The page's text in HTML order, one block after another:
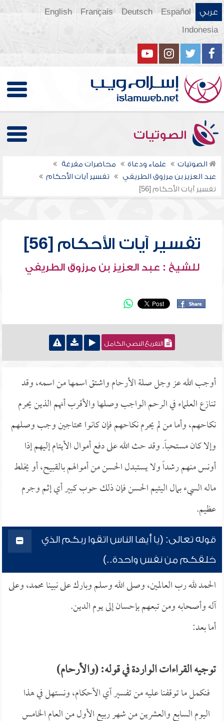
عربي Español
Deutsch
Français
English
Indonesia
الصوتيات
الصوتيات علماء ودعاة
محاضرات مفرغة
عبد العزيز بن مرزوق الطريفي
تفسير آيات الأحكام
تفسير آيات الأحكام [56]
تفسير آيات الأحكام [56]
للشيخ : عبد العزيز بن مرزوق الطريفي
التفريغ النصي الكامل
أوجب الله عز وجل صلة الأرحام واشتق اسمها من اسمه، وقد
تنازع العلماء في الرحم الواجب وصلها والأقرب أنهم الذين يحرم
نكاحهم، وأما من لم يحرم نكاحهم فإن كانوا محتاجين وجب وصلهم
وإلا كان مستحباً. وقد حث الله على دفع أموال الأيتام إليهم إذا
أونس منهم رشداً ولا يستبدل الحسن من أموالهم بالقبيح، أو يخلط
ماله السيء بمال اليتيم الحسن فإن ذلك حوب كبير أي إثم وجرم
عظيم.
قوله تعالى: (يا أيها الناس اتقوا ربكم الذي
خلقكم من نفس واحدة..)
الحمد لله رب العالمين، وصلى الله وسلم وبارك على نبينا محمد، وعلى
آله وأصحابه ومن تبعهم بإحسان إلى يوم الدين.
أما بعد:
توجيه القراءات الواردة في قوله: (والأرحام)
فنكمل ما توقفنا عليه من تفسير آي الأحكام، ونستهل في هذا
اليوم السابع والعشرين من شهر ربيع الأول من العام الخامس